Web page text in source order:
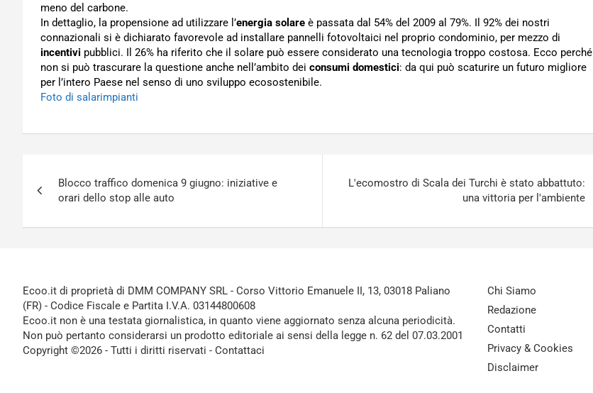
meno del carbone.
In dettaglio, la propensione ad utilizzare l’energia solare è passata dal 54% del 2009 al 79%. Il 92% dei nostri
connazionali si è dichiarato favorevole ad installare pannelli fotovoltaici nel proprio condominio, per mezzo di
incentivi pubblici. Il 26% ha riferito che il solare può essere considerato una tecnologia troppo costosa. Ecco perché
non si può trascurare la questione anche nell’ambito dei consumi domestici: da qui può scaturire un futuro migliore
per l’intero Paese nel senso di uno sviluppo ecosostenibile.
Foto di salarimpianti
articoli
Blocco traffico domenica 9 giugno: iniziative e
orari dello stop alle auto
L'ecomostro di Scala dei Turchi è stato abbattuto:
una vittoria per l'ambiente
Ecoo.it di proprietà di DMM COMPANY SRL - Corso Vittorio Emanuele II, 13, 03018 Paliano
(FR) - Codice Fiscale e Partita I.V.A. 03144800608
Ecoo.it non è una testata giornalistica, in quanto viene aggiornato senza alcuna periodicità.
Non può pertanto considerarsi un prodotto editoriale ai sensi della legge n. 62 del 07.03.2001
Copyright ©2026 - Tutti i diritti riservati - Contattaci
Chi Siamo
Redazione
Contatti
Privacy & Cookies
Disclaimer